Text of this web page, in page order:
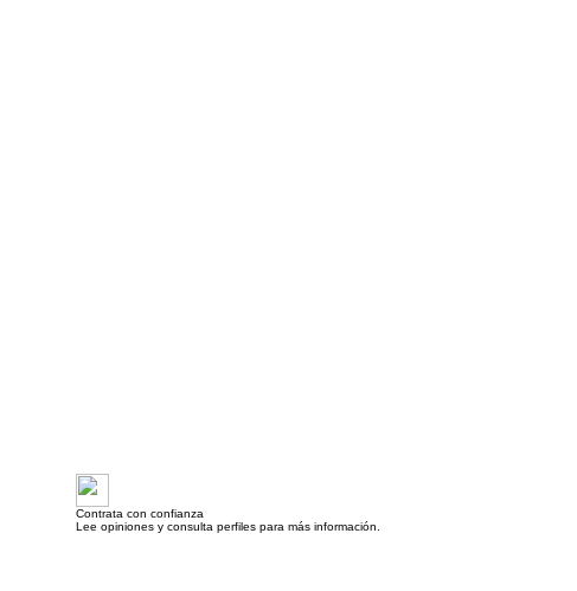
Contrata con confianza
Lee opiniones y consulta perfiles para más información.